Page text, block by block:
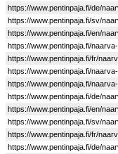
https://www.pentinpaja.fi/de/
https://www.pentinpaja.fi/sv/
https://www.pentinpaja.fi/en/
https://www.pentinpaja.fi/
https://www.pentinpaja.fi/fr/
https://www.pentinpaja.fi/
https://www.pentinpaja.fi/
https://www.pentinpaja.fi/de/
https://www.pentinpaja.fi/en/
https://www.pentinpaja.fi/sv/
https://www.pentinpaja.fi/fr/
https://www.pentinpaja.fi/de/